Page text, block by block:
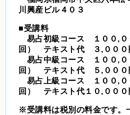
川興産ビル４０３
■受講料
易占初級コース １００,０
回） テキスト代 ３,０００
易占中級コース １００,０
回） テキスト代 ５,０００
易占上級コース １００,０
回） テキスト代１０,０００
※受講料は税別の料金です。